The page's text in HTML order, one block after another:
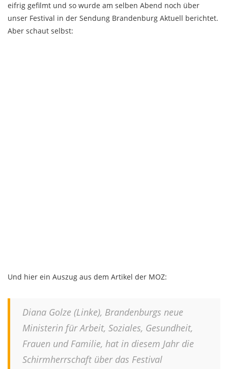
eifrig gefilmt und so wurde am selben Abend noch über
unser Festival in der Sendung Brandenburg Aktuell berichtet.
Aber schaut selbst:
Und hier ein Auszug aus dem Artikel der MOZ:
Diana Golze (Linke), Brandenburgs neue
Ministerin für Arbeit, Soziales, Gesundheit,
Frauen und Familie, hat in diesem Jahr die
Schirmherrschaft über das Festival